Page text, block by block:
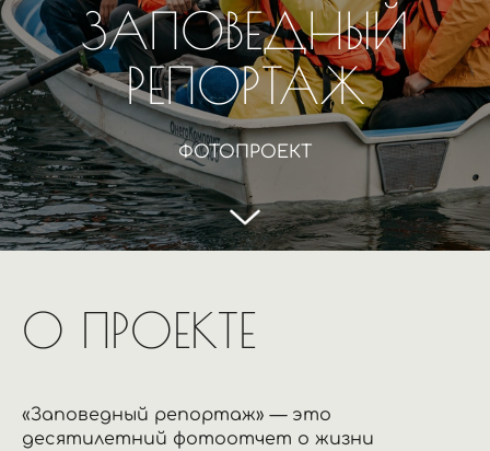
ЗАПОВЕДНЫЙ
РЕПОРТАЖ
ФОТОПРОЕКТ
О ПРОЕКТЕ
«Заповедный репортаж» — это
десятилетний фотоотчет о жизни